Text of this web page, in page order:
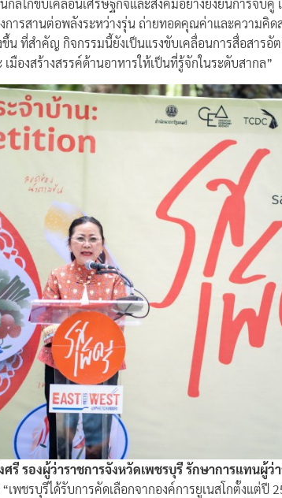
ลไกขับเคลื่อนเศรษฐกิจและสังคมอย่างยั่งยืนการจับคู่
ารสานต่อพลังระหว่างรุ่น ถ่ายทอดคุณค่าและความคิด
น ที่สำคัญ กิจกรรมนี้ยังเป็นแรงขับเคลื่อนการสื่อสาร
เมืองสร้างสรรค์ด้านอาหารให้เป็นที่รู้จักในระดับสากล”
รี รองผู้ว่าราชการจังหวัดเพชรบุรี รักษาการแทนผู้ว่
เพชรบุรีได้รับการคัดเลือกจากองค์การยูเนสโกตั้งแต่ปี